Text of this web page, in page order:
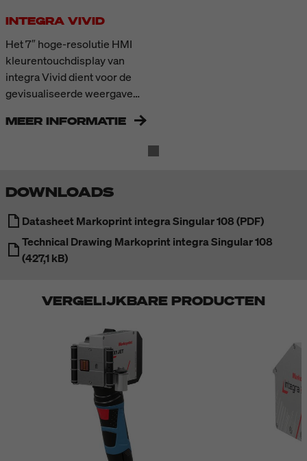
INTEGRA VIVID
Het 7″ hoge-resolutie HMI
kleurentouchdisplay van
integra Vivid dient voor de
gevisualiseerde weergave
status van X1JET- en PP
inktvulling van de cartridges
wordt geprint. De innovatieve
swipe-bedieningsinterface
maakt het bewerken van
direct op het display
beschermingsklasse IP52 is
het beschermd in stoffige
productieomgevingen en
tegen vallend spatwater.
MEER INFORMATIE
DOWNLOADS
Datasheet Markoprint integra Singular 108 (PDF)
Technical Drawing Markoprint integra Singular 108
(427,1 kB)
VERGELIJKBARE PRODUCTEN